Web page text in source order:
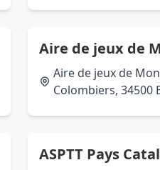
Aire de jeux de
Aire de jeux de
Colombiers, 34500
ASPTT Pays